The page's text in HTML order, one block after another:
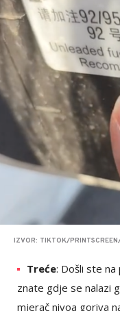
IZVOR: TIKTOK/
Treće: Došli ste
znate gdje se nalazi
mjerač nivoa goriva